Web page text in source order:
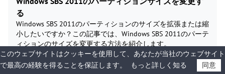
る
Windows SBS 2011のパーティションのサイズを拡張または縮
小したいですか？この記事では、Windows SBS 2011のパーテ
ィションのサイズを変更する方法を紹介します。
このウェブサイトはクッキーを使用して、あなたが当社のウェブサイト
で最高の経験を得ることを保証します。
もっと詳しく知る 同意